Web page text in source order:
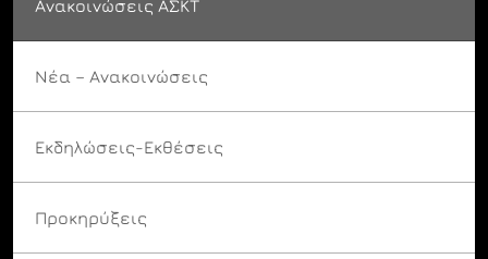
Ανακοινώσεις ΑΣΚΤ
Νέα – Ανακοινώσεις
Εκδηλώσεις-Εκθέσεις
Προκηρύξεις